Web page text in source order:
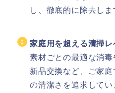
し、徹底的に除去しま
家庭用を超える清掃レ
素材ごとの最適な消
新品交換など、ご家
の清潔さを追求してい